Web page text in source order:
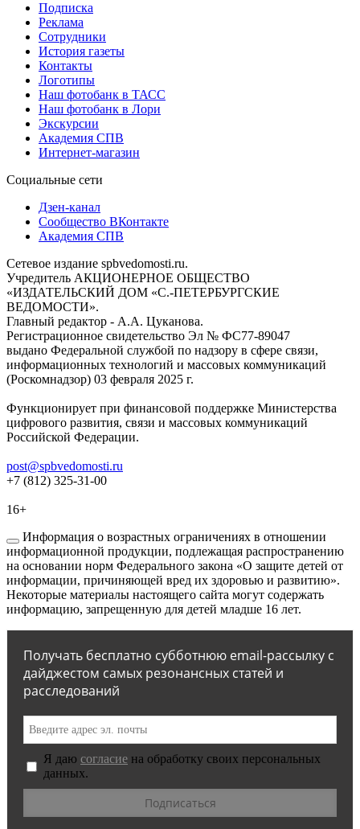
Подписка
Реклама
Сотрудники
История газеты
Контакты
Логотипы
Наш фотобанк в ТАСС
Наш фотобанк в Лори
Экскурсии
Академия СПВ
Интернет-магазин
Социальные сети
Дзен-канал
Сообщество ВКонтакте
Академия СПВ
Сетевое издание spbvedomosti.ru.
Учредитель АКЦИОНЕРНОЕ ОБЩЕСТВО
«ИЗДАТЕЛЬСКИЙ ДОМ «С.-ПЕТЕРБУРГСКИЕ
ВЕДОМОСТИ».
Главный редактор - А.А. Цуканова.
Регистрационное свидетельство Эл № ФС77-89047
выдано Федеральной службой по надзору в сфере связи,
информационных технологий и массовых коммуникаций
(Роскомнадзор) 03 февраля 2025 г.
Функционирует при финансовой поддержке Министерства
цифрового развития, связи и массовых коммуникаций
Российской Федерации.
post@spbvedomosti.ru
+7 (812) 325-31-00
16+
Информация о возрастных ограничениях в отношении
информационной продукции, подлежащая распространению
на основании норм Федерального закона «О защите детей от
информации, причиняющей вред их здоровью и развитию».
Некоторые материалы настоящего сайта могут содержать
информацию, запрещенную для детей младше 16 лет.
Получать бесплатно субботнюю email-рассылку с
дайджестом самых резонансных статей и
расследований
Я даю согласие на обработку своих персональных
данных.